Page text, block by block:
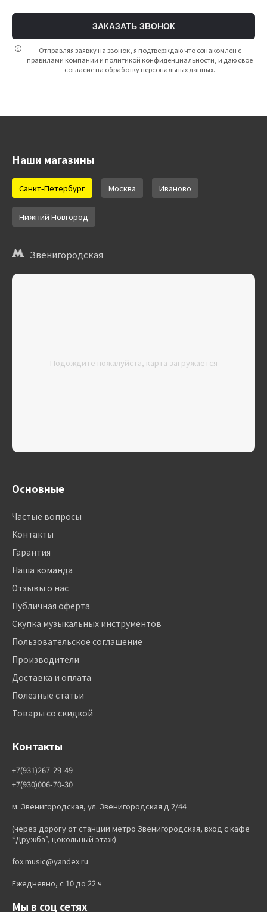
ЗАКАЗАТЬ ЗВОНОК
Отправляя заявку на звонок, я подтверждаю что ознакомлен с
правилами компании и политикой конфиденциальности, и даю свое
согласие на обработку персональных данных.
Наши магазины
Санкт-Петербург Москва Иваново
Нижний Новгород
Звенигородская
Подождите пожалуйста, карта загружается
Основные
Частые вопросы
Контакты
Гарантия
Наша команда
Отзывы о нас
Публичная оферта
Скупка музыкальных инструментов
Пользовательское соглашение
Производители
Доставка и оплата
Полезные статьи
Товары со скидкой
Контакты
+7(931)267-29-49
+7(930)006-70-30
м. Звенигородская, ул. Звенигородская д.2/44
(через дорогу от станции метро Звенигородская, вход с кафе
“Дружба”, цокольный этаж)
fox.music@yandex.ru
Ежедневно, с 10 до 22 ч
Мы в соц сетях